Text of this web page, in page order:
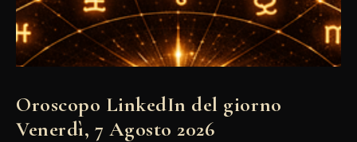
Oroscopo LinkedIn del giorno
Venerdì, 7 Agosto 2026